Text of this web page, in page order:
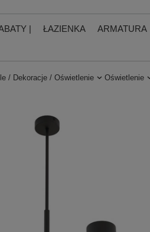
| ŁAZIENKA ARMATURA
/ Dekoracje / Oświetlenie Oświetlenie